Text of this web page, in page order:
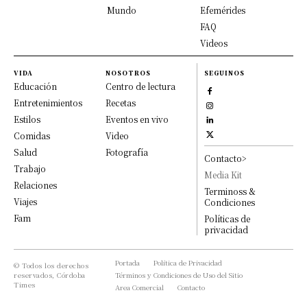
Mundo
Efemérides
FAQ
Videos
VIDA
Educación
Entretenimientos
Estilos
Comidas
Salud
Trabajo
Relaciones
Viajes
Fam
NOSOTROS
Centro de lectura
Recetas
Eventos en vivo
Video
Fotografía
SEGUINOS
Contacto>
Media Kit
Terminoss &
Condiciones
Políticas de
privacidad
© Todos los derechos
reservados, Córdoba
Times
Portada
Política de Privacidad
Términos y Condiciones de Uso del Sitio
Area Comercial
Contacto